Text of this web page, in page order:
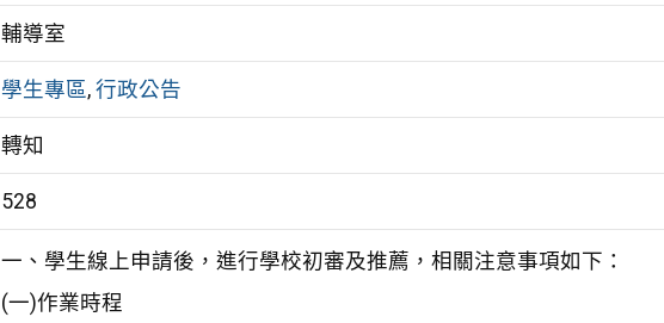
輔導室
學生專區, 行政公告
轉知
528
一、學生線上申請後，進行學校初審及推薦，相關注意事項如下：
(一)作業時程